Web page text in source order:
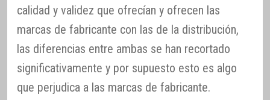
calidad y validez que ofrecían y ofrecen las
marcas de fabricante con las de la distribución,
las diferencias entre ambas se han recortado
significativamente y por supuesto esto es algo
que perjudica a las marcas de fabricante.